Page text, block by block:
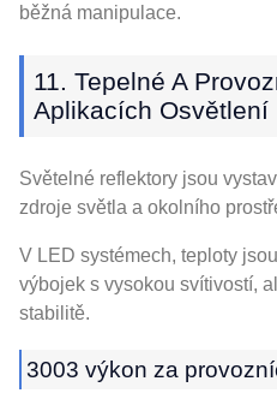
běžná manipulace.
11. Tepelné A
Aplikacích Osvětlení
Světelné reflektory jsou
zdroje světla a okolního
V LED systémech, teploty
výbojek s vysokou svítivostí,
stabilitě.
3003 výkon za